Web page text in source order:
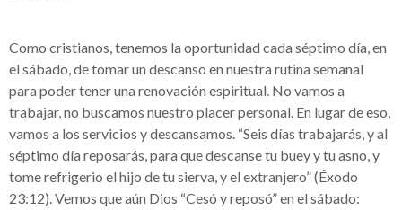
Como cristianos, tenemos la oportunidad cada séptimo día, en
el sábado, de tomar un descanso en nuestra rutina semanal
para poder tener una renovación espiritual. No vamos a
trabajar, no buscamos nuestro placer personal. En lugar de eso,
vamos a los servicios y descansamos. “Seis días trabajarás, y al
séptimo día reposarás, para que descanse tu buey y tu asno, y
tome refrigerio el hijo de tu sierva, y el extranjero” (Éxodo
23:12). Vemos que aún Dios “Cesó y reposó” en el sábado: